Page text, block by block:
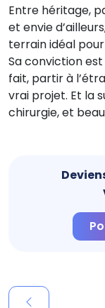
Entre héritage,
et envie
terrain idéal
Sa conviction
fait, partir à
vrai projet. Et la
chirurgie, et